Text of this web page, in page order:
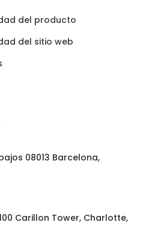
del producto
del sitio web
08013 Barcelona,
Carillon Tower, Charlotte,